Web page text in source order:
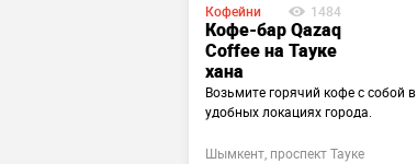
Кофейни 1484
Кофе-бар Qazaq
Coffee на Тауке
хана
Возьмите горячий кофе с собой в
удобных локациях города.
Шымкент, проспект Тауке